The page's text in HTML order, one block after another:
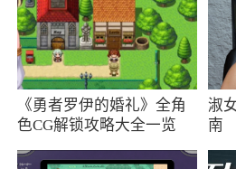
1、以三国故事为游戏背
形象设计游戏角色，传统的
戏角色增添了更多现代化的
酷的技能还有许多机甲强化
如穿越一般，化身机甲战士
2、玩家需要对瓶子中
《勇者罗伊的婚礼》全角
色CG解锁攻略大全一览
淑
南